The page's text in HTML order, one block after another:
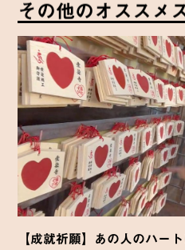
そ の他の オ ス ス メ
【成就祈願】あの人のハー